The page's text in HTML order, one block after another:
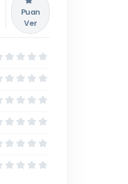
Puan
Ver